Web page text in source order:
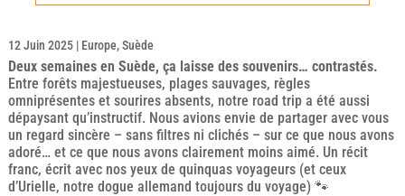
12 Juin 2025| Europe,Suède
Deux semaines en Suède, ça laisse des souvenirs… contrastés.
Entre forêts majestueuses, plages sauvages, règles
omniprésentes et sourires absents, notre road trip a été aussi
dépaysant qu’instructif. Nous avions envie de partager avec vous
un regard sincère – sans filtres ni clichés – sur ce que nous avons
adoré… et ce que nous avons clairement moins aimé. Un récit
franc, écrit avec nos yeux de quinquas voyageurs (et ceux
d’Urielle, notre dogue allemand toujours du voyage) 🐾